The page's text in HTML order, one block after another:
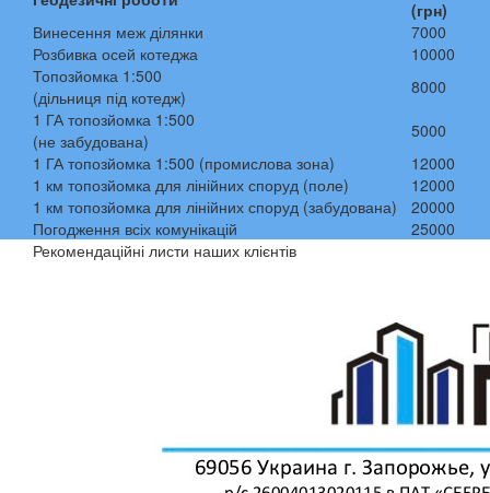
(грн)
Винесення меж ділянки
7000
Розбивка осей котеджа
10000
Топозйомка 1:500
(дільниця під котедж)
8000
1 ГА топозйомка 1:500
(не забудована)
5000
1 ГА топозйомка 1:500 (промислова зона)
12000
1 км топозйомка для лінійних споруд (поле)
12000
1 км топозйомка для лінійних споруд (забудована)
20000
Погодження всіх комунікацій
25000
Рекомендаційні листи наших клієнтів